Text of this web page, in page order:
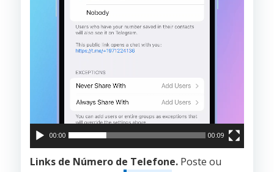
00:00 00:09
Links de Número de Telefone. Poste ou